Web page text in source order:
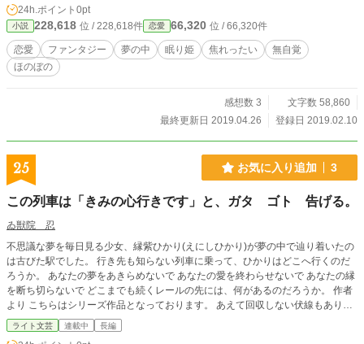
24h.ポイント 0pt
小説 228,618 位 / 228,618件 恋愛 66,320 位 / 66,320件
恋愛 ファンタジー 夢の中 眠り姫 焦れったい
無自覚
ほのぼの
感想数 3
文字数 58,860
最終更新日 2019.04.26
登録日 2019.02.10
25 お気に入り追加 3
この列車は「きみの心行きです」と、ガタ ゴト 告げる。
ゐ獣院 忍
不思議な夢を毎日見る少女、縁紫ひかり(えにしひかり)が夢の中で辿り着いたの
は古びた駅でした。 行き先も知らない列車に乗って、ひかりはどこへ行くのだ
ろうか。 あなたの夢をあきらめないで あなたの愛を終わらせないで あなたの縁
を断ち切らないで どこまでも続くレールの先には、何があるのだろうか。 作者
より こちらはシリーズ作品となっております。 あえて回収しない伏線もありま
すが、それはみなさまの想像力にお任せします。 主人公の設定上、経験した記
憶の思い返しやその羅列が多いことがあります。 初作品のため、矛盾点や誤
ライト文芸 連載中 長編